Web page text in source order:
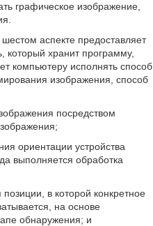
графическое изображение,
аспекте предоставляет
который хранит программу,
компьютеру исполнять способ
изображения, способ
посредством
ориентации устройства
выполняется обработка
в которой конкретное
на основе
обнаружения; и